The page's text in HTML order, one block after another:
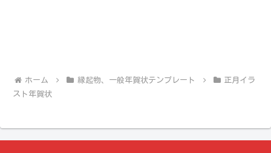
ホーム 縁起物、一般年賀状テンプレート
正月イラ
スト年賀状